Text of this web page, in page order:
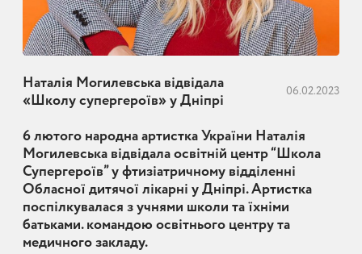
Наталія Могилевська відвідала
«Школу супергероїв» у Дніпрі
06.02.2023
6 лютого народна артистка України Наталія
Могилевська відвідала освітній центр “Школа
Супергероїв” у фтизіатричному відділенні
Обласної дитячої лікарні у Дніпрі. Артистка
поспілкувалася з учнями школи та їхніми
батьками. командою освітнього центру та
медичного закладу.